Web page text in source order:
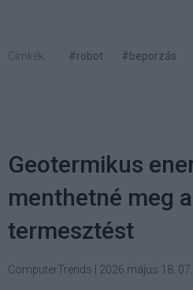
Címkék: #robot #beporzás
Geotermikus
menthetné meg
termesztést
ComputerTrends 2026 május 18.